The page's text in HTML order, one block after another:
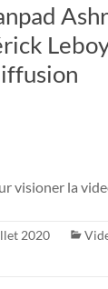
visioner la
2020